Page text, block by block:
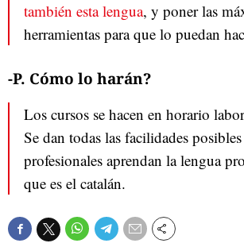
también esta lengua, y poner las
herramientas para que lo puedan
-P. Cómo lo harán?
Los cursos se hacen en horario
Se dan todas las facilidades
profesionales aprendan la lengua
que es el catalán.